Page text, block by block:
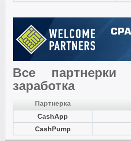
Все
заработка
Партнерка
CashApp
CashPump